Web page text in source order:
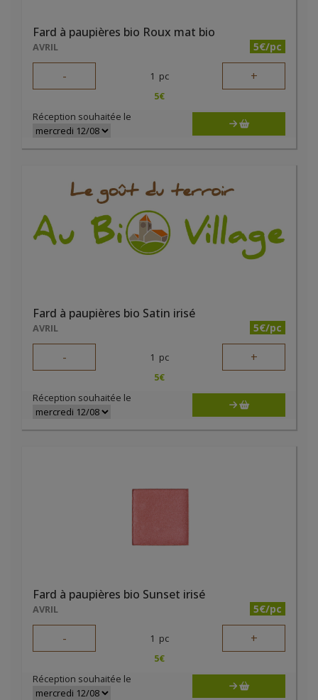
Fard à paupières bio Roux mat bio
AVRIL 5€/pc
- 1 pc +
5€
Réception souhaitée le
Fard à paupières bio Satin irisé
AVRIL 5€/pc
- 1 pc +
5€
Réception souhaitée le
Fard à paupières bio Sunset irisé
AVRIL 5€/pc
- 1 pc +
5€
Réception souhaitée le